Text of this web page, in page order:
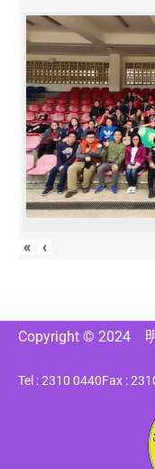
« ‹
Copyright © 2024
Tel : 2310 0440Fax :